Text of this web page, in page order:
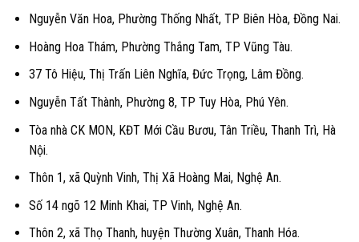
Nguyễn Văn Hoa, Phường Thống Nhất, TP Biên Hòa, Đồng Nai.
Hoàng Hoa Thám, Phường Thắng Tam, TP Vũng Tàu.
37 Tô Hiệu, Thị Trấn Liên Nghĩa, Đức Trọng, Lâm Đồng.
Nguyễn Tất Thành, Phường 8, TP Tuy Hòa, Phú Yên.
Tòa nhà CK MON, KĐT Mới Cầu Bươu, Tân Triều, Thanh Trì, Hà
Nội.
Thôn 1, xã Quỳnh Vinh, Thị Xã Hoàng Mai, Nghệ An.
Số 14 ngõ 12 Minh Khai, TP Vinh, Nghệ An.
Thôn 2, xã Thọ Thanh, huyện Thường Xuân, Thanh Hóa.